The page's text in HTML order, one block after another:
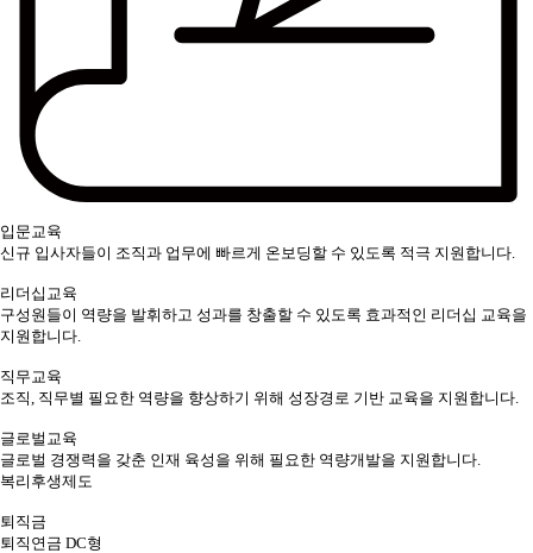
입문교육
신규 입사자들이 조직과 업무에 빠르게 온보딩할 수 있도록 적극 지원합니다.
리더십교육
구성원들이 역량을 발휘하고 성과를 창출할 수 있도록 효과적인 리더십 교육을
지원합니다.
직무교육
조직, 직무별 필요한 역량을 향상하기 위해 성장경로 기반 교육을 지원합니다.
글로벌교육
글로벌 경쟁력을 갖춘 인재 육성을 위해 필요한 역량개발을 지원합니다.
복리후생제도
퇴직금
퇴직연금 DC형